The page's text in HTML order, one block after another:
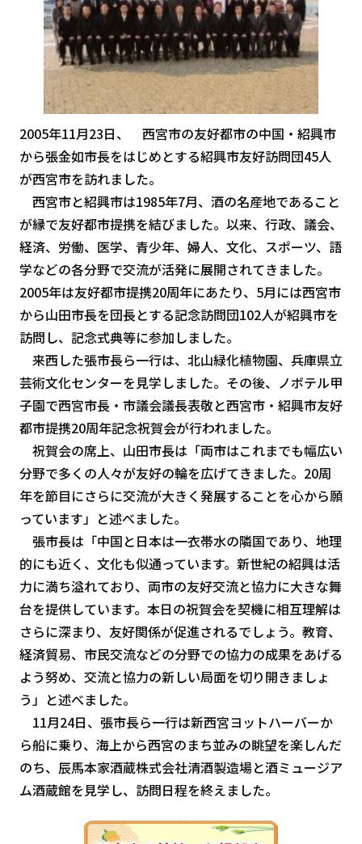
2005年11月23日、 西宮市の友好都市の中国・紹興市
から張金如市長をはじめとする紹興市友好訪問団45人
が西宮市を訪れました。
西宮市と紹興市は1985年7月、酒の名産地であること
が縁で友好都市提携を結びました。以来、行政、議会、
経済、労働、医学、青少年、婦人、文化、スポーツ、語
学などの各分野で交流が活発に展開されてきました。
2005年は友好都市提携20周年にあたり、5月には西宮市
から山田市長を団長とする記念訪問団102人が紹興市を
訪問し、記念式典等に参加しました。
来西した張市長ら一行は、北山緑化植物園、兵庫県立
芸術文化センターを見学しました。その後、ノボテル甲
子園で西宮市長・市議会議長表敬と西宮市・紹興市友好
都市提携20周年記念祝賀会が行われました。
祝賀会の席上、山田市長は「両市はこれまでも幅広い
分野で多くの人々が友好の輪を広げてきました。20周
年を節目にさらに交流が大きく発展することを心から願
っています」と述べました。
張市長は「中国と日本は一衣帯水の隣国であり、地理
的にも近く、文化も似通っています。新世紀の紹興は活
力に満ち溢れており、両市の友好交流と協力に大きな舞
台を提供しています。本日の祝賀会を契機に相互理解は
さらに深まり、友好関係が促進されるでしょう。教育、
経済貿易、市民交流などの分野での協力の成果をあげる
よう努め、交流と協力の新しい局面を切り開きましょ
う」と述べました。
11月24日、張市長ら一行は新西宮ヨットハーバーか
ら船に乗り、海上から西宮のまち並みの眺望を楽しんだ
のち、辰馬本家酒蔵株式会社清酒製造場と酒ミュージア
ム酒蔵館を見学し、訪問日程を終えました。